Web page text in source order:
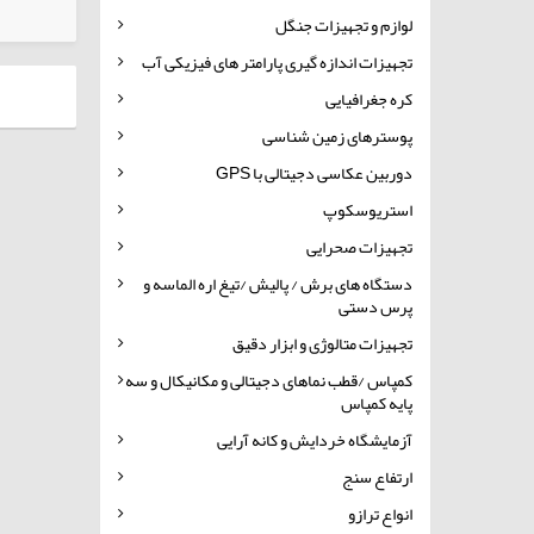
لوازم و تجهیزات جنگل
تجهیزات اندازه گیری پارامتر های فیزیکی آب
کره جغرافیایی
پوسترهای زمین شناسی
دوربین عکاسی دجیتالی با GPS
استریوسکوپ
تجهیزات صحرایی
دستگاه های برش / پالیش /تیغ اره الماسه و
پرس دستی
تجهیزات متالوژی و ابزار دقیق
کمپاس /قطب نماهای دجیتالی و مکانیکال و سه
پایه کمپاس
آزمایشگاه خردایش و کانه آرایی
ارتفاع سنج
انواع ترازو